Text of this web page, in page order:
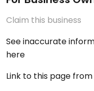
Claim this business
See inaccurate
here
Link to this page